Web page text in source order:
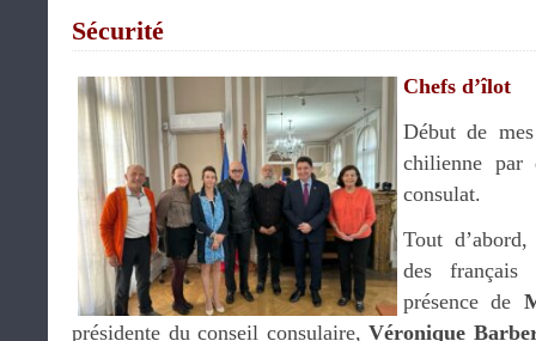
Sécurité
Chefs d’îlot
Début de
chilienne par
consulat.
Tout
des
présence de
présidente du conseil consulaire, Véronique